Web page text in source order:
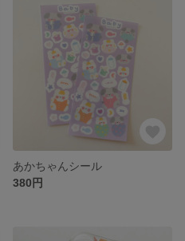
あかちゃんシール
380円